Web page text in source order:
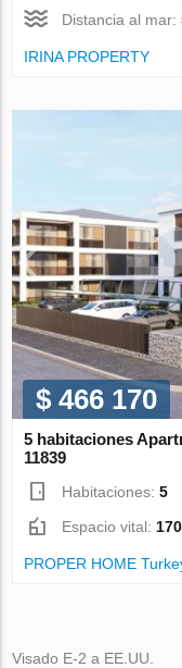
Distancia al mar:
IRINA PROPERTY
$ 466 170
5 habitaciones
11839
Habitaciones:5
Espacio vital:
PROPER HOME
Visado E-2 a EE.UU.